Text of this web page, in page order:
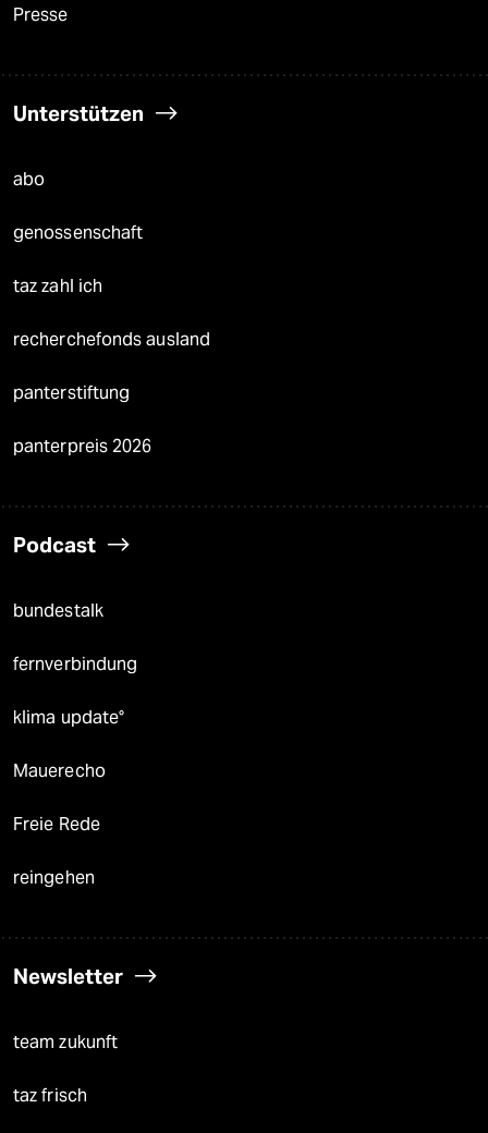
Presse
Unterstützen
abo
genossenschaft
taz zahl ich
recherchefonds ausland
panterstiftung
panterpreis 2026
Podcast
bundestalk
fernverbindung
klima update°
Mauerecho
Freie Rede
reingehen
Newsletter
team zukunft
taz frisch